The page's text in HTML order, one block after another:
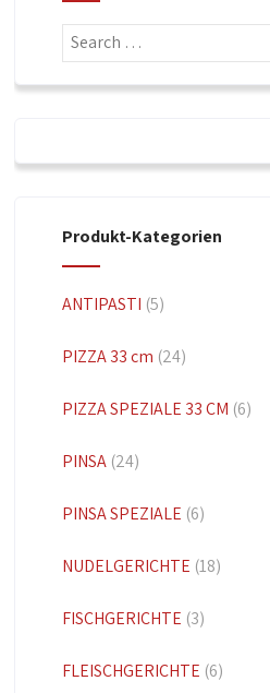
Produkt-Kategorien
ANTIPASTI (5)
PIZZA 33 cm (24)
PIZZA SPEZIALE 33 CM (6)
PINSA (24)
PINSA SPEZIALE (6)
NUDELGERICHTE (18)
FISCHGERICHTE (3)
FLEISCHGERICHTE (6)